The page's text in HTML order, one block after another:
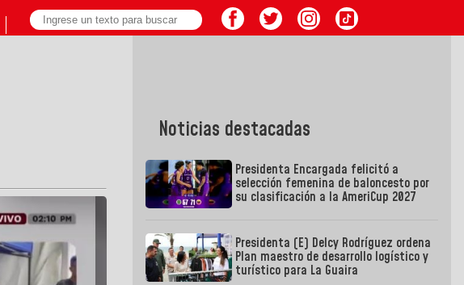
Noticias destacadas
Presidenta Encargada felicitó a
selección femenina de baloncesto por
su clasificación a la AmeriCup 2027
Presidenta (E) Delcy Rodríguez ordena
Plan maestro de desarrollo logístico y
turístico para La Guaira